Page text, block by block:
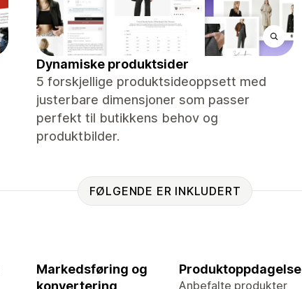
Dynamiske produktsider
5 forskjellige produktsideoppsett med
justerbare dimensjoner som passer
perfekt til butikkens behov og
produktbilder.
FØLGENDE ER INKLUDERT
Markedsføring og
konvertering
Produktoppdagelse
Anbefalte produkter